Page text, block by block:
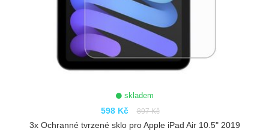
skladem
598 Kč 897 Kč
3x Ochranné tvrzené sklo pro Apple iPad Air 10.5" 2019